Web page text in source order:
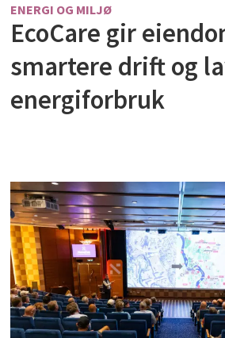
ENERGI OG MILJØ
EcoCare gir
smartere drift og
energiforbruk